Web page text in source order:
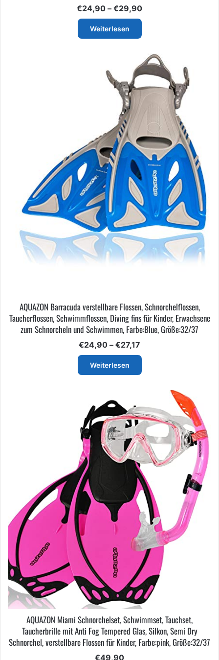
€24,90 – €29,90Preisspanne:
Weiterlesen
AQUAZON Barracuda verstellbare Flossen, Schnorchelflossen,
Taucherflossen, Schwimmflossen, Diving fins für Kinder, Erwachsene
zum Schnorcheln und Schwimmen, Farbe:Blue, Größe:32/37
€24,90 – €27,17
€24,90
€27,17
Weiterlesen
AQUAZON Miami Schnorchelset, Schwimmset, Tauchset,
Taucherbrille mit Anti Fog Tempered Glas, Silkon, Semi Dry
Schnorchel, verstellbare Flossen für Kinder, Farbe:pink, Größe:32/37
€49,90